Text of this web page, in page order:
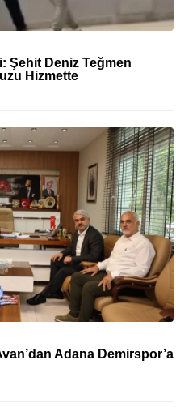
Şehit Deniz Teğmen
Hizmette
Adana Demirspor’a